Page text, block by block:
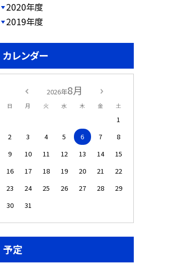
2020年度
2019年度
カレンダー
2026年8月
日 月 火 水 木 金 土
1
2
3 4 5 6 7
8
9
10 11 12 13 14
15
16
17 18 19 20 21
22
23
24 25 26 27 28
29
30
31
予定